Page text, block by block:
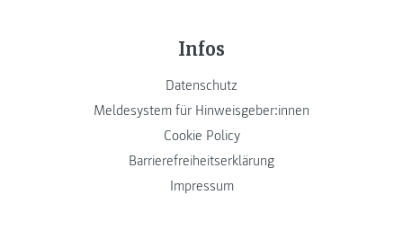
Infos
Datenschutz
Meldesystem für Hinweisgeber:innen
Cookie Policy
Barrierefreiheitserklärung
Impressum